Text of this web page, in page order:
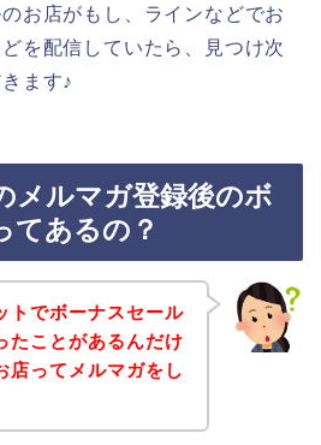
お店がもし、ラインなどでお
を配信していたら、見つけ次
ます♪
メルマガ登録後のボ
てあるの？
トでボーナスセール
たことがあるんだけ
店ってメルマガをし